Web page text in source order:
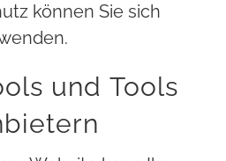
können Sie sich
und Tools